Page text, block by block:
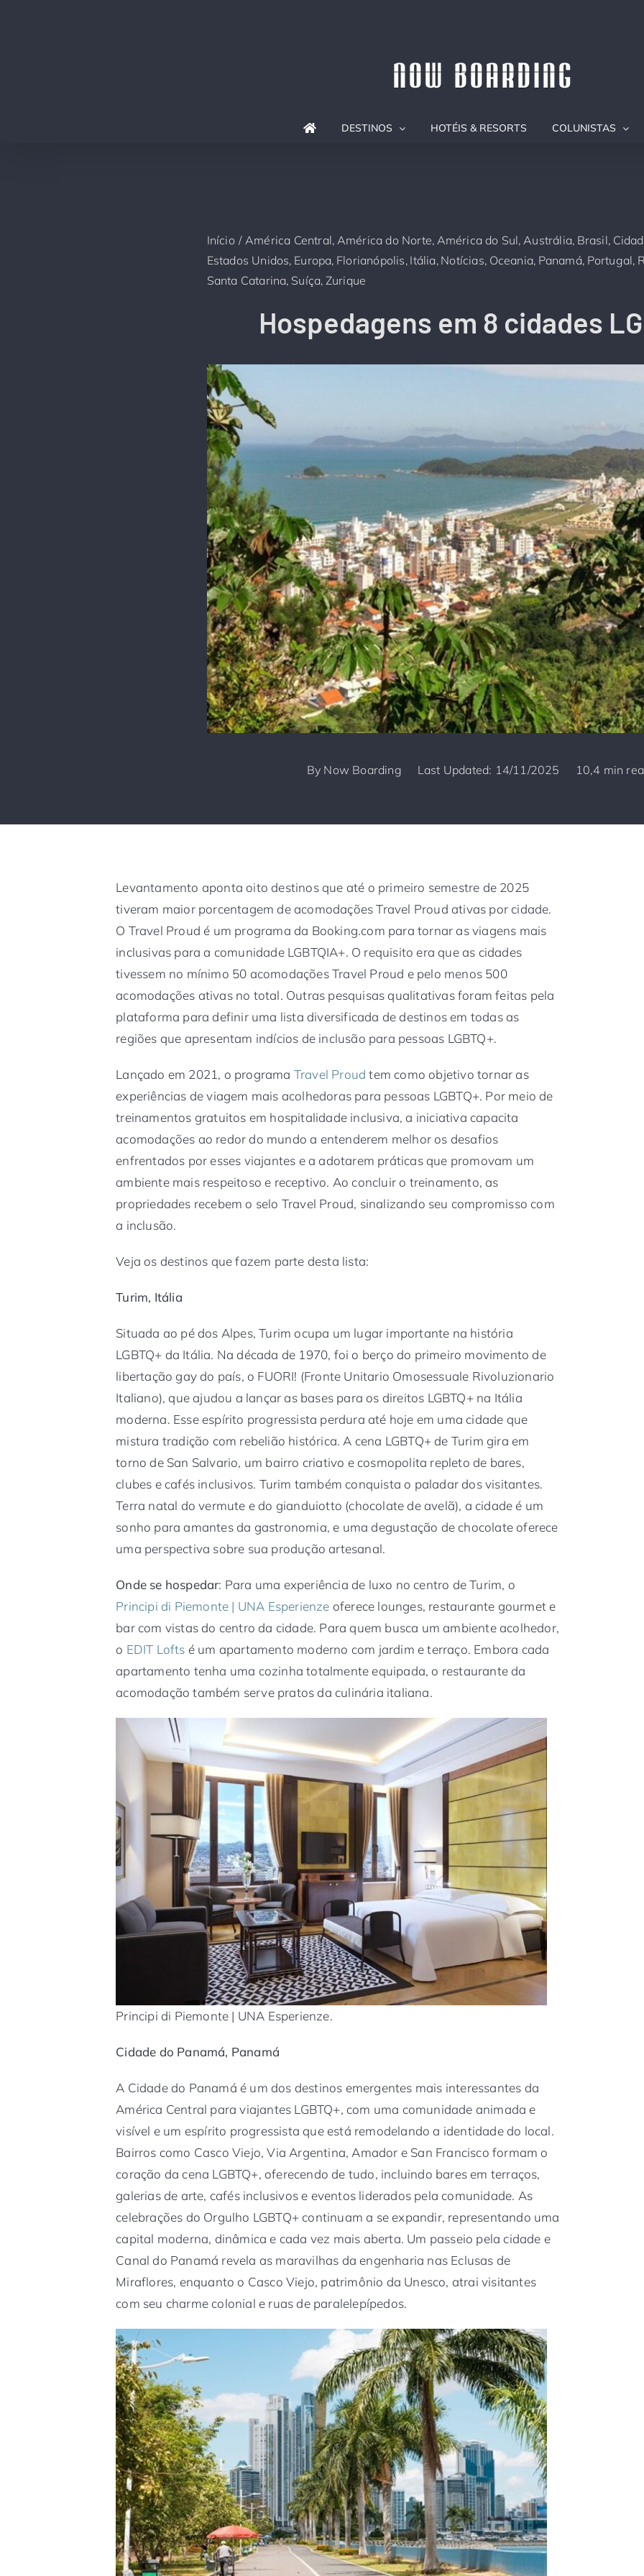
DESTINOS HOTÉIS & RESORTS COLUNISTAS
Início América Central América do Norte América do Sul Austrália Brasil
Estados Unidos Europa Florianópolis Itália Notícias Oceania Panamá Portugal
Santa Catarina Suíça Zurique
Hospedagens em 8 cidades
By Now Boarding Last Updated: 14/11/2025 10,4 min
Levantamento aponta oito destinos que até o primeiro semestre de 2025
tiveram maior porcentagem de acomodações Travel Proud ativas por cidade.
O Travel Proud é um programa da Booking.com para tornar as viagens mais
inclusivas para a comunidade LGBTQIA+. O requisito era que as cidades
tivessem no mínimo 50 acomodações Travel Proud e pelo menos 500
acomodações ativas no total. Outras pesquisas qualitativas foram feitas pela
plataforma para definir uma lista diversificada de destinos em todas as
regiões que apresentam indícios de inclusão para pessoas LGBTQ+.
Lançado em 2021, o programa Travel Proud tem como objetivo tornar as
experiências de viagem mais acolhedoras para pessoas LGBTQ+. Por meio de
treinamentos gratuitos em hospitalidade inclusiva, a iniciativa capacita
acomodações ao redor do mundo a entenderem melhor os desafios
enfrentados por esses viajantes e a adotarem práticas que promovam um
ambiente mais respeitoso e receptivo. Ao concluir o treinamento, as
propriedades recebem o selo Travel Proud, sinalizando seu compromisso com
a inclusão.
Veja os destinos que fazem parte desta lista:
Turim, Itália
Situada ao pé dos Alpes, Turim ocupa um lugar importante na história
LGBTQ+ da Itália. Na década de 1970, foi o berço do primeiro movimento de
libertação gay do país, o FUORI! (Fronte Unitario Omosessuale Rivoluzionario
Italiano), que ajudou a lançar as bases para os direitos LGBTQ+ na Itália
moderna. Esse espírito progressista perdura até hoje em uma cidade que
mistura tradição com rebelião histórica. A cena LGBTQ+ de Turim gira em
torno de San Salvario, um bairro criativo e cosmopolita repleto de bares,
clubes e cafés inclusivos. Turim também conquista o paladar dos visitantes.
Terra natal do vermute e do gianduiotto (chocolate de avelã), a cidade é um
sonho para amantes da gastronomia, e uma degustação de chocolate oferece
uma perspectiva sobre sua produção artesanal.
Onde se hospedar: Para uma experiência de luxo no centro de Turim, o
Principi di Piemonte | UNA Esperienze oferece lounges, restaurante gourmet e
bar com vistas do centro da cidade. Para quem busca um ambiente acolhedor,
o EDIT Lofts é um apartamento moderno com jardim e terraço. Embora cada
apartamento tenha uma cozinha totalmente equipada, o restaurante da
acomodação também serve pratos da culinária italiana.
Principi di Piemonte | UNA Esperienze.
Cidade do Panamá, Panamá
A Cidade do Panamá é um dos destinos emergentes mais interessantes da
América Central para viajantes LGBTQ+, com uma comunidade animada e
visível e um espírito progressista que está remodelando a identidade do local.
Bairros como Casco Viejo, Via Argentina, Amador e San Francisco formam o
coração da cena LGBTQ+, oferecendo de tudo, incluindo bares em terraços,
galerias de arte, cafés inclusivos e eventos liderados pela comunidade. As
celebrações do Orgulho LGBTQ+ continuam a se expandir, representando uma
capital moderna, dinâmica e cada vez mais aberta. Um passeio pela cidade e
Canal do Panamá revela as maravilhas da engenharia nas Eclusas de
Miraflores, enquanto o Casco Viejo, patrimônio da Unesco, atrai visitantes
com seu charme colonial e ruas de paralelepípedos.